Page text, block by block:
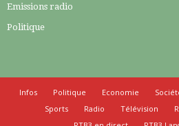
Emissions radio
Politique
Infos Politique Economie
Sports
Radio Télévision